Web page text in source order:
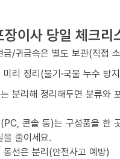
장이사 당일 체크리
금/귀금속은 별도 보관(직접
리 정리(물기·국물 누수 방
분리해 정리해두면 분류와
콘솔 등)는 구성품을 한
을 줄이세요.
동선은 분리(안전사고 예방)